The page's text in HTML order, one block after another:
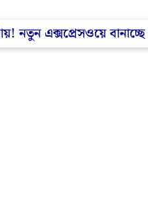
নতুন এক্সপ্রেসওয়ে